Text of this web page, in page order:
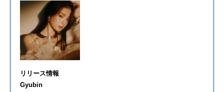
リリース情報
Gyubin